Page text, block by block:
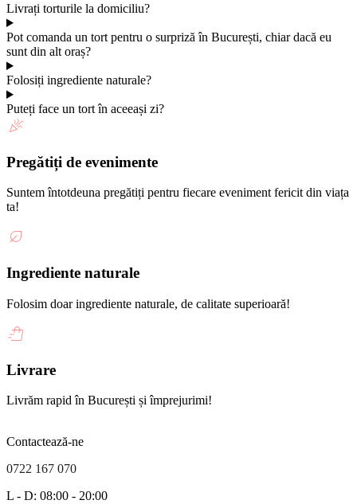
Livrați torturile la domiciliu?
Pot comanda un tort pentru o surpriză în București, chiar dacă eu
sunt din alt oraș?
Folosiți ingrediente naturale?
Puteți face un tort în aceeași zi?
Pregătiți de evenimente
Suntem întotdeuna pregătiți pentru fiecare eveniment fericit din viața
ta!
Ingrediente naturale
Folosim doar ingrediente naturale, de calitate superioară!
Livrare
Livrăm rapid în București și împrejurimi!
Contactează-ne
0722 167 070
L - D: 08:00 - 20:00